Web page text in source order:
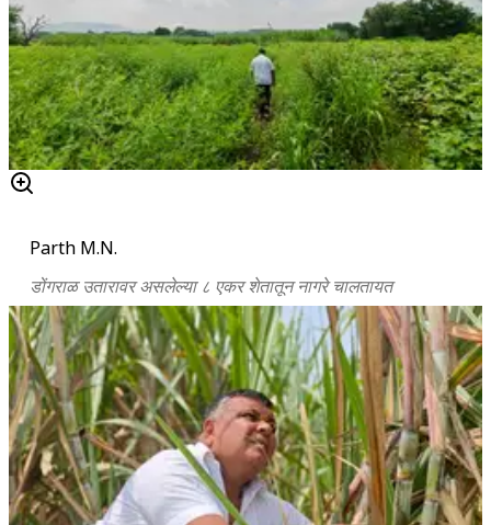
Parth M.N.
डोंगराळ उतारावर असलेल्या ८ एकर शेतातून नागरे चालतायत